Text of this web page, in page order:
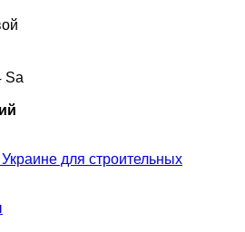
Sa
для строительных